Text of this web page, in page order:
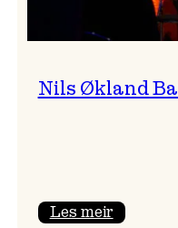
Nils Økland
Les meir: